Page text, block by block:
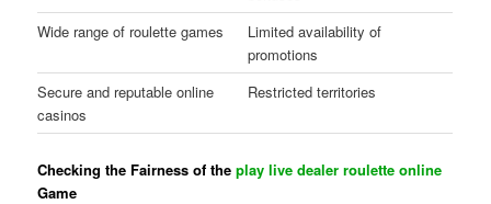
Wide range of roulette games
Limited availability of
promotions
Secure and reputable online
casinos
Restricted territories
Checking the Fairness of theplay live dealer roulette online
Game